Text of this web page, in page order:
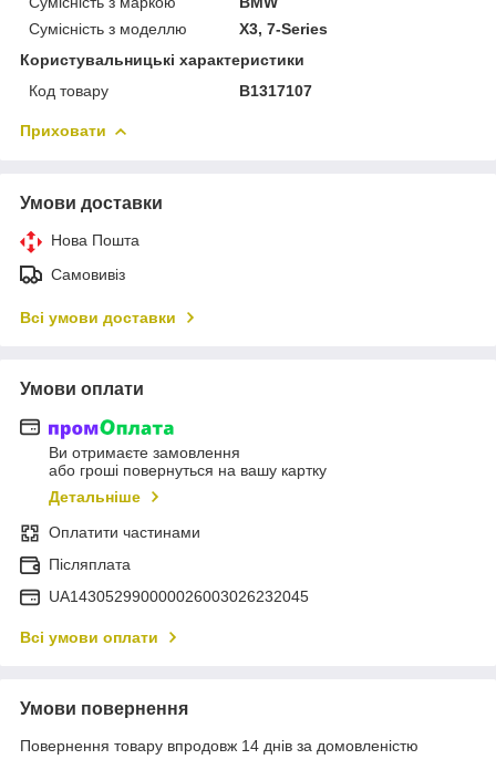
Сумісність з моделлю
X3, 7-Series
Користувальницькі характеристики
Код товару
B1317107
Приховати
Умови доставки
Нова Пошта
Самовивіз
Всі умови доставки
Умови оплати
Ви отримаєте замовлення
або гроші повернуться на вашу картку
Детальніше
Оплатити частинами
Післяплата
UA143052990000026003026232045
Всі умови оплати
Умови повернення
Повернення товару впродовж 14 днів за домовленістю